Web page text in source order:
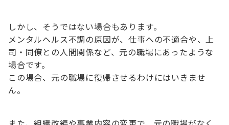
しかし、そうではない場合もあります。
メンタルヘルス不調の原因が、仕事への不適合や、上
司・同僚との人間関係など、元の職場にあったような
場合です。
この場合、元の職場に復帰させるわけにはいきませ
ん。